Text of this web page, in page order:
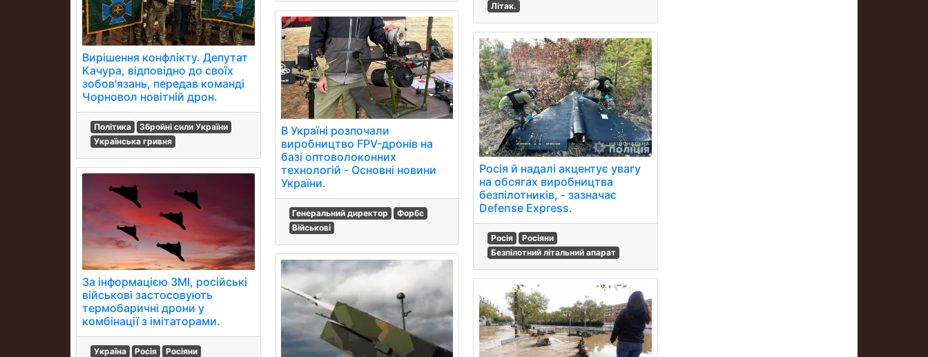
Вирішення конфлікту. Депутат
Качура, відповідно до своїх
зобов'язань, передав команді
Чорновол новітній дрон.
Політика
Збройні сили України
Українська гривня
За інформацією ЗМІ, російські
військові застосовують
термобаричні дрони у
комбінації з імітаторами.
Україна Росія Росіяни
В Україні розпочали
виробництво FPV-дронів на
базі оптоволоконних
технологій - Основні новини
України.
Генеральний директор
Форбс
Військові
Літак.
Росія й надалі акцентує увагу
на обсягах виробництва
безпілотників, - зазначає
Defense Express.
Росія
Росіяни
Безпілотний літальний апарат